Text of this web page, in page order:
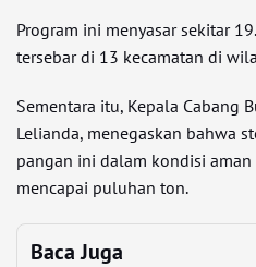
Program ini menyasar sekitar
tersebar di 13 kecamatan di
Sementara itu, Kepala Cabang
Lelianda, menegaskan bahwa
pangan ini dalam kondisi
mencapai puluhan ton.
Baca Juga